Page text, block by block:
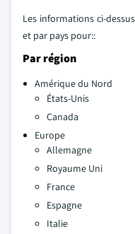
Les informations ci-
et par pays pour::
Par région
Amérique du Nord
États-Unis
Canada
Europe
Allemagne
Royaume Uni
France
Espagne
Italie